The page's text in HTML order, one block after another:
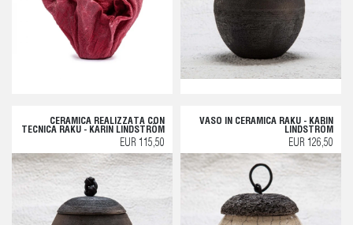
CERAMICA REALIZZATA CON
TECNICA RAKU - KARIN LINDSTRÖM
EUR 115,50
VASO IN CERAMICA RAKU - KARIN
LINDSTRÖM
EUR 126,50